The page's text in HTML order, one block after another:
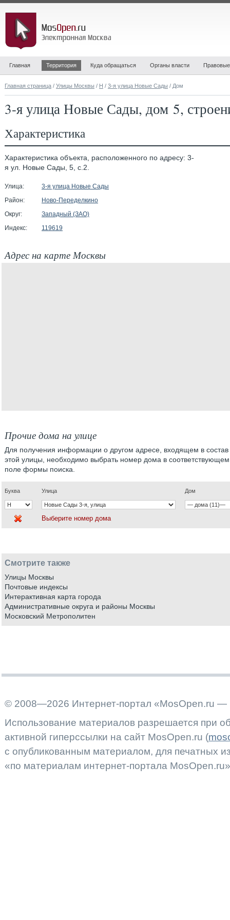
Главная Территория Куда обращаться Органы власти
Главная страница / Улицы Москвы / Н / 3-я улица Новые Сады / Дом
3-я улица Новые Сады, дом 5,
Характеристика
Характеристика объекта, расположенного по адресу: 3-
я ул. Новые Сады, 5, с.2.
Улица:
3-я улица Новые Сады
Район:
Ново-Переделкино
Округ:
Западный (ЗАО)
Индекс:
119619
Адрес на карте Москвы
Прочие дома на улице
Для получения информации о другом адресе, входящем в состав
этой улицы, необходимо выбрать номер дома в соответствующем
поле формы поиска.
Буква Улица Дом
Выберите номер дома
Смотрите также
Улицы Москвы
Почтовые индексы
Интерактивная карта города
Административные округа и районы Москвы
Московский Метрополитен
© 2008—2026 Интернет-портал «MosOpen.ru —
Использование материалов разрешается при
активной гиперссылки на сайт MosOpen.ru (
с опубликованным материалом, для печатных
«по материалам интернет-портала